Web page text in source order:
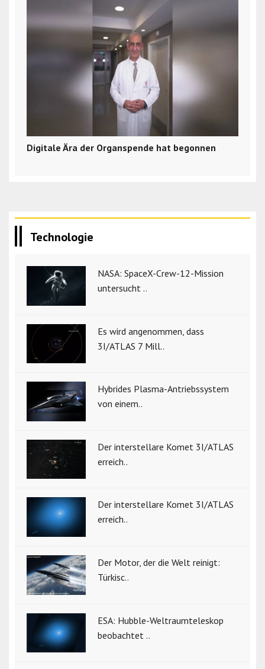
Digitale Ära der Organspende hat begonnen
Technologie
NASA: SpaceX-Crew-12-Mission
untersucht ..
Es wird angenommen, dass
3I/ATLAS 7 Mill..
Hybrides Plasma-Antriebssystem
von einem..
Der interstellare Komet 3I/ATLAS
erreich..
Der interstellare Komet 3I/ATLAS
erreich..
Der Motor, der die Welt reinigt:
Türkisc..
ESA: Hubble-Weltraumteleskop
beobachtet ..